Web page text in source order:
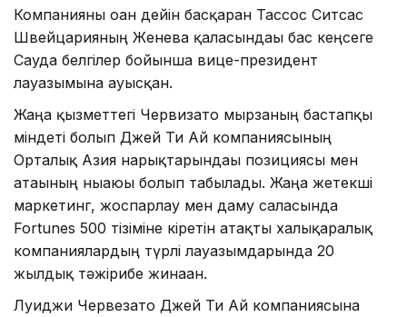
Компанияны оған дейін басқарған Тассос Ситсас
Швейцарияның Женева қаласындағы бас кеңсеге
Сауда белгілер бойынша вице-президент
лауазымына ауысқан.
Жаңа қызметтегі Червизато мырзаның бастапқы
міндеті болып Джей Ти Ай компаниясының
Орталық Азия нарықтарындағы позициясы мен
атағының нығаюы болып табылады. Жаңа жетекші
маркетинг, жоспарлау мен даму саласында
Fortunes 500 тізіміне кіретін атақты халықаралық
компаниялардың түрлі лауазымдарында 20
жылдық тәжірибе жинаған.
Луиджи Червезато Джей Ти Ай компаниясына